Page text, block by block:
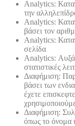
Analytics:
την
Analytics:
βάσει τον
Analytics:
σελίδα
Analytics:
στατιστικές
Διαφήμιση:
βάσει των
έχετε
Διαφήμιση:
όπως το όνομα